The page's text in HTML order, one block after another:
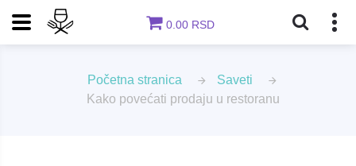
0.00 RSD
Početna stranica
Saveti
Kako povećati prodaju u restoranu